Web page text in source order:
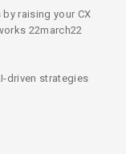
raising your CX
22march22
driven strategies